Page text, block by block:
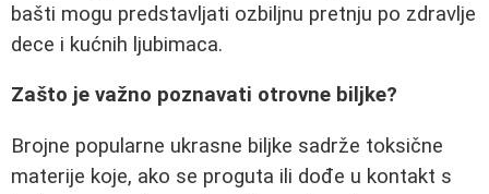
bašti mogu predstavljati ozbiljnu pretnju po zdravlje
dece i kućnih ljubimaca.
Zašto je važno poznavati otrovne biljke?
Brojne popularne ukrasne biljke sadrže toksične
materije koje, ako se proguta ili dođe u kontakt s